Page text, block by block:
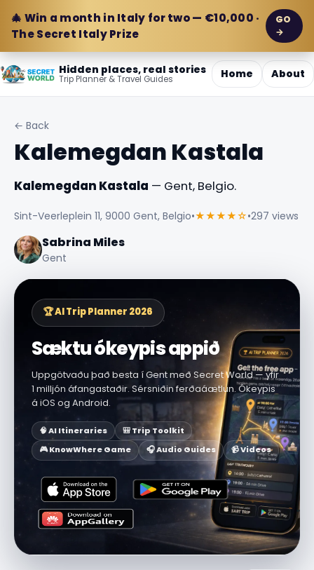
🎄 Win a month in Italy for two — €10,000 ·
The Secret Italy Prize
GO
→
Hidden places, real stories
Trip Planner & Travel Guides Home About
← Back
Kalemegdan Kastala
Kalemegdan Kastala — Gent, Belgio.
Sint-Veerleplein 11, 9000 Gent, Belgio•★★★★☆•297 views
Sabrina Miles
Gent
🏆 AI Trip Planner 2026
Sæktu ókeypis appið
Uppgötvaðu það besta í Gent með Secret World — yfir
1 milljón áfangastaðir. Sérsniðin ferðaáætlun. Ókeypis
á iOS og Android.
🧠 AI Itineraries
🎒 Trip Toolkit
🎮 KnowWhere Game
🎧 Audio Guides 📹 Videos